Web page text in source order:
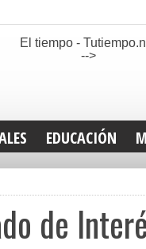
El tiempo -
-->
EDUCACIÓN
de